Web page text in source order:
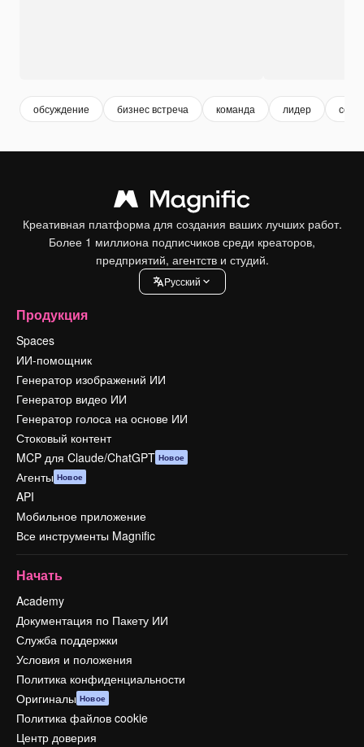
обсуждение бизнес встреча команда лидер
Креативная платформа для создания ваших лучших работ.
Более 1 миллиона подписчиков среди креаторов,
предприятий, агентств и студий.
Pусский
Продукция
Spaces
ИИ-помощник
Генератор изображений ИИ
Генератор видео ИИ
Генератор голоса на основе ИИ
Стоковый контент
MCP для Claude/ChatGPT Новое
Агенты Новое
API
Мобильное приложение
Все инструменты Magnific
Начать
Academy
Документация по Пакету ИИ
Служба поддержки
Условия и положения
Политика конфиденциальности
Оригиналы Новое
Политика файлов cookie
Центр доверия